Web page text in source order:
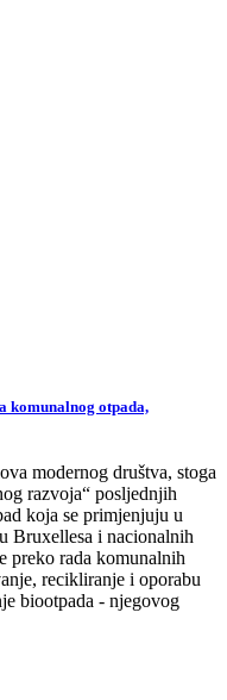
komunalnog otpada,
modernog društva, stoga
razvoja“ posljednjih
koja se primjenjuju u
Bruxellesa i nacionalnih
preko rada komunalnih
recikliranje i oporabu
biootpada - njegovog